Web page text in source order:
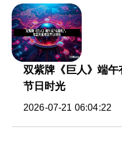
双紫牌《巨人》端
节日时光
2026-07-21 06:04:22